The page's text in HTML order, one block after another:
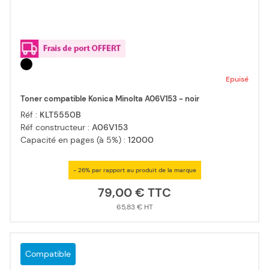
Epuisé
Toner compatible Konica Minolta A06V153 - noir
Réf : KLT5550B
Réf constructeur : A06V153
Capacité en pages (à 5%) : 12000
- 26% par rapport au produit de la marque
79,00 €
65,83 €
Compatible